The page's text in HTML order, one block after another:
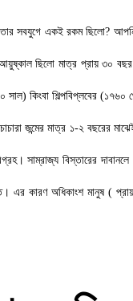
সবযুগে একই রকম ছিলো?
ছিলো মাত্র প্রায় ৩০
কিংবা শিল্পবিপ্লবের (১৭৬০
জন্মের মাত্র ১-২ বছরের
সাম্রাজ্য বিস্তারের
এর কারণ অধিকাংশ মানুষ (